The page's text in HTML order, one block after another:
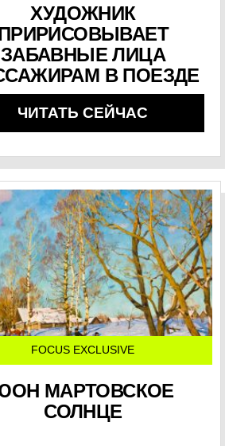
ХУДОЖНИК
ЗАБАВНЫЕ ЛИЦА
В ПОЕЗДЕ
ЧИТАТЬ СЕЙЧАС
FOCUS EXCLUSIVE
МАРТОВСКОЕ
СОЛНЦЕ